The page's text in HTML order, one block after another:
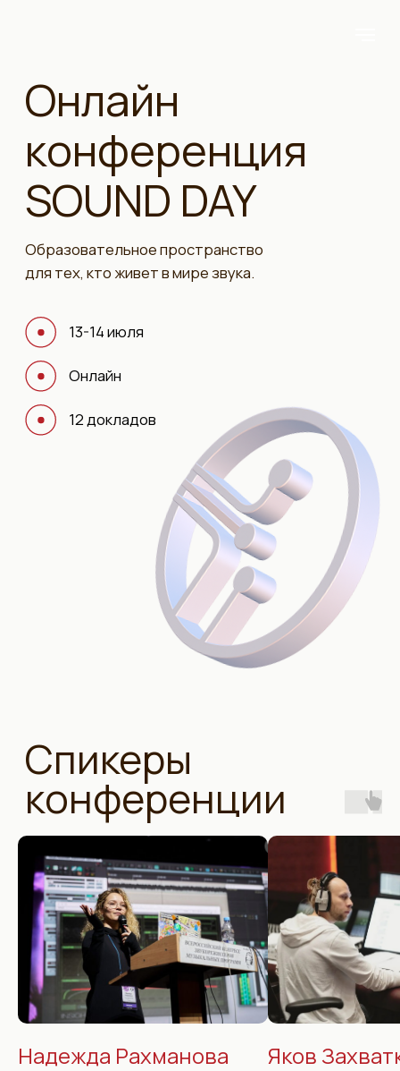
конференция
SOUND DAY
Образовательное пространство
для тех, кто живет в мире звука.
Онлайн
конференции
Надежда Рахманова Яков